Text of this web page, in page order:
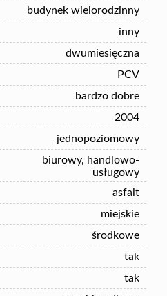
budynek wielorodzinny
inny
dwumiesięczna
PCV
bardzo dobre
2004
jednopoziomowy
biurowy, handlowo-
usługowy
asfalt
miejskie
środkowe
tak
tak